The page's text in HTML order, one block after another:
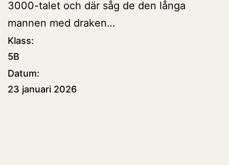
3000-talet och där såg de den långa
mannen med draken…
Klass:
5B
Datum:
23 januari 2026